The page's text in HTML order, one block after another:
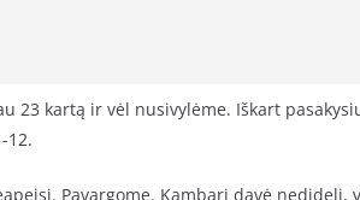
23 kartą ir vėl nusivylėme. Iškart
12.
Pavargome. Kambarį davė nedidelį,